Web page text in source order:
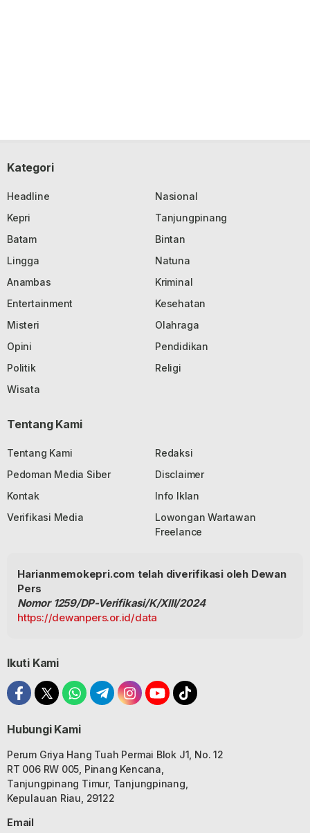
Kategori
Headline
Nasional
Kepri
Tanjungpinang
Batam
Bintan
Lingga
Natuna
Anambas
Kriminal
Entertainment
Kesehatan
Misteri
Olahraga
Opini
Pendidikan
Politik
Religi
Wisata
Tentang Kami
Tentang Kami
Redaksi
Pedoman Media Siber
Disclaimer
Kontak
Info Iklan
Verifikasi Media
Lowongan Wartawan
Freelance
Harianmemokepri.com telah diverifikasi oleh Dewan
Pers
Nomor 1259/DP-Verifikasi/K/XIII/2024
https://dewanpers.or.id/data
Ikuti Kami
Hubungi Kami
Perum Griya Hang Tuah Permai Blok J1, No. 12
RT 006 RW 005, Pinang Kencana,
Tanjungpinang Timur, Tanjungpinang,
Kepulauan Riau, 29122
Email